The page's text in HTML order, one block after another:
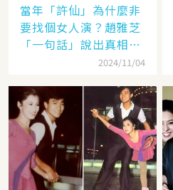
當年「許仙」為什麼非
要找個女人演？趙雅芝
「一句話」說出真相，
網友：葉童太厲害2024/11/04